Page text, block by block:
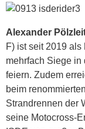
Alexander
F) ist seit 2019 als
mehrfach Siege in
feiern. Zudem
beim
Strandrennen der
seine Motocross-